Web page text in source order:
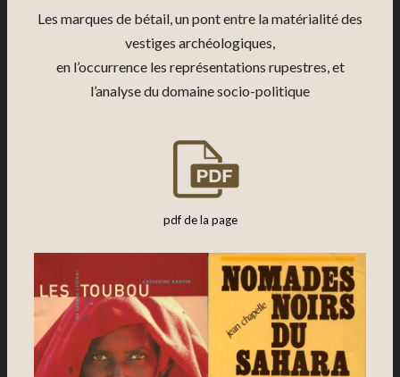
Les marques de bétail, un pont entre la matérialité des
vestiges archéologiques,
en l’occurrence les représentations rupestres, et
l’analyse du domaine socio-politique
pdf de la page